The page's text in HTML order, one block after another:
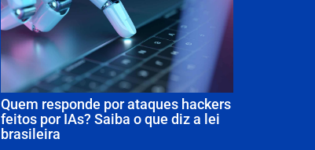
Quem responde por ataques hackers
feitos por IAs? Saiba o que diz a lei
brasileira